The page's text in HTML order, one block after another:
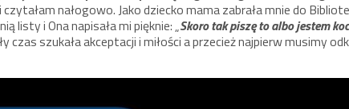
czytałam nałogowo. Jako dziecko mama zabrała mnie do
listy i Ona napisała mi pięknie: „Skoro tak piszę to albo jestem
czas szukała akceptacji i miłości a przecież najpierw musimy